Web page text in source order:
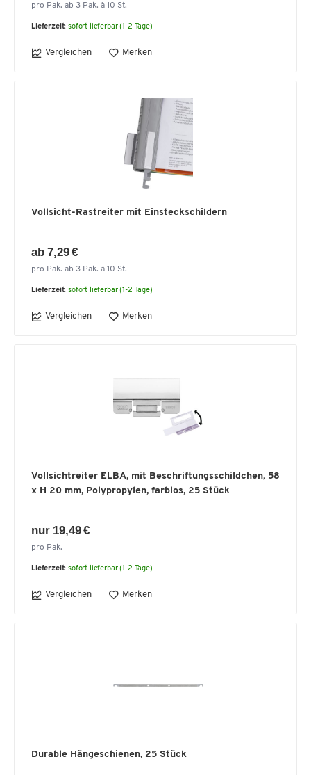
pro Pak. ab 3 Pak. à 10 St.
Lieferzeit: sofort lieferbar (1-2 Tage)
Vergleichen Merken
Vollsicht-Rastreiter mit Einsteckschildern
ab 7,29 €
pro Pak. ab 3 Pak. à 10 St.
Lieferzeit: sofort lieferbar (1-2 Tage)
Vergleichen Merken
Vollsichtreiter ELBA, mit Beschriftungsschildchen, 58
x H 20 mm, Polypropylen, farblos, 25 Stück
nur 19,49 €
pro Pak.
Lieferzeit: sofort lieferbar (1-2 Tage)
Vergleichen Merken
Durable Hängeschienen, 25 Stück